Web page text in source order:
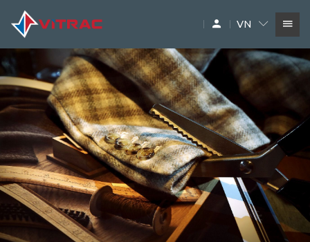
SIÊU THỊ MÁY XÂY DỰNG
THƯƠNG HIỆU
DỊCH VỤ
PHỤ TÙNG
VN